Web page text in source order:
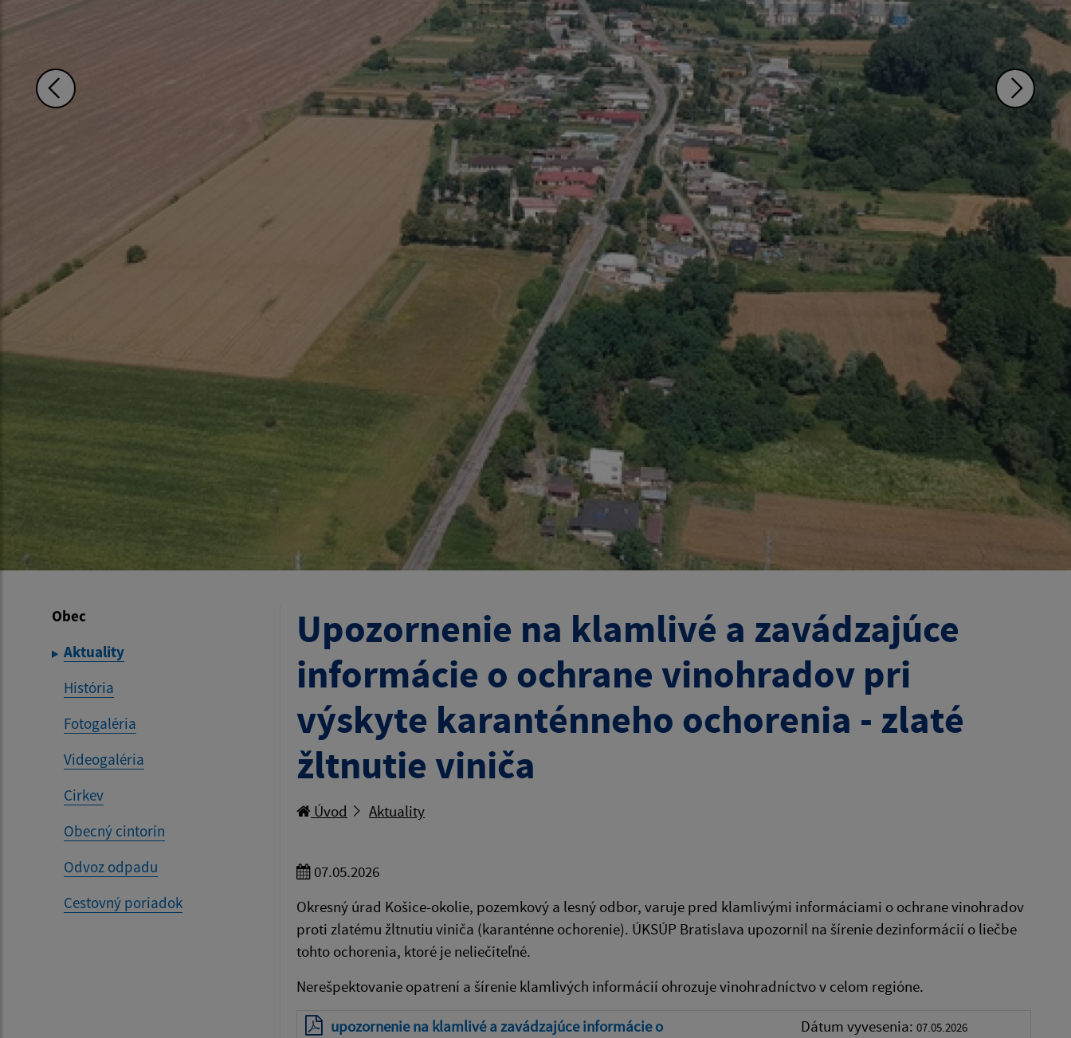
Obec
Aktuality
História
Fotogaléria
Videogaléria
Cirkev
Obecný cintorín
Odvoz odpadu
Cestovný poriadok
Upozornenie na klamlivé a zavádzajúce
informácie o ochrane vinohradov pri
výskyte karanténneho ochorenia - zlaté
žltnutie viniča
Úvod Aktuality
07.05.2026
Okresný úrad Košice-okolie, pozemkový a lesný odbor, varuje pred klamlivými informáciami o ochrane vinohradov
proti zlatému žltnutiu viniča (karanténne ochorenie). ÚKSÚP Bratislava upozornil na šírenie dezinformácií o liečbe
tohto ochorenia, ktoré je neliečiteľné.
Nerešpektovanie opatrení a šírenie klamlivých informácií ohrozuje vinohradníctvo v celom regióne.
upozornenie na klamlivé a zavádzajúce informácie o
Dátum vyvesenia: 07.05.2026